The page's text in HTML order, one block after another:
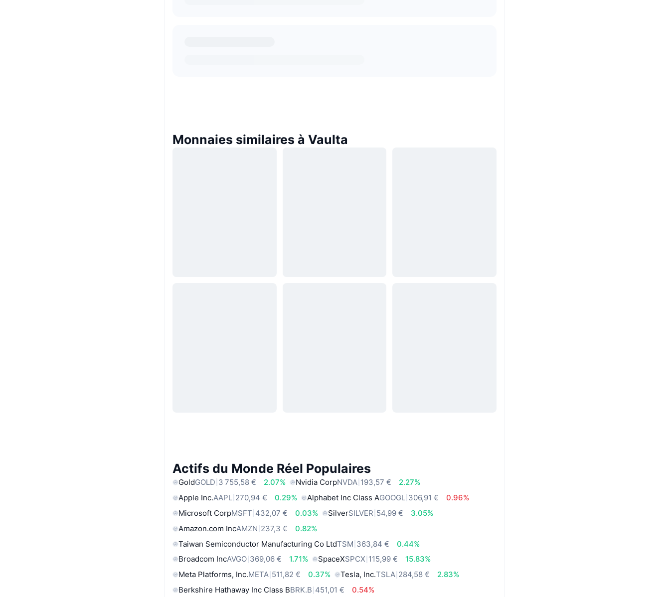
Monnaies similaires à Vaulta
Actifs du Monde Réel Populaires
GoldGOLD 3 755,58 € 2.07% Nvidia CorpNVDA 193,57 €
2.27%
Apple Inc.AAPL 270,94 € 0.29% Alphabet Inc Class AGOOGL 306,91 €
0.96%
Microsoft CorpMSFT 432,07 € 0.03% SilverSILVER 54,99 €
3.05%
Amazon.com IncAMZN 237,3 €
0.82%
Taiwan Semiconductor Manufacturing Co LtdTSM 363,84 €
0.44%
Broadcom IncAVGO 369,06 € 1.71% SpaceXSPCX 115,99 €
15.83%
Meta Platforms, Inc.META 511,82 € 0.37% Tesla, Inc.TSLA 284,58 €
2.83%
Berkshire Hathaway Inc Class BBRK.B 451,01 € 0.54%